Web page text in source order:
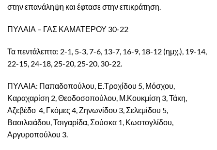
στην επανάληψη και έφτασε στην επικράτηση.
ΠΥΛΑΙΑ – ΓΑΣ ΚΑΜΑΤΕΡΟΥ 30-22
Τα πεντάλεπτα: 2-1, 5-3, 7-6, 13-7, 16-9, 18-12 (ημχ.), 19-14,
22-15, 24-18, 25-20, 25-20, 30-22.
ΠΥΛΑΙΑ: Παπαδοπούλου, Ε.Τροχίδου 5, Μόσχου,
Καραχαρίση 2, Θεοδοσοπούλου, Μ.Κουκμίση 3, Τάκη,
Αζεβέδο 4, Γκόμες 4, Ζηνωνίδου 3, Σελεμίδου 5,
Βασιλειάδου, Τσιγαρίδα, Σούσκα 1, Κωστογλίδου,
Αργυροπούλου 3.